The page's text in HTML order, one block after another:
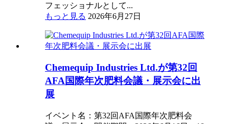
フェッショナルとして...
もっと見る 2026年6月27日
Chemequip Industries Ltd.が第32回
AFA国際年次肥料会議・展示会に出
展
イベント名：第32回AFA国際年次肥料会